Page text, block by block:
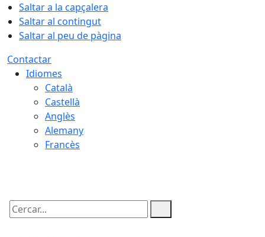
Saltar a la capçalera
Saltar al contingut
Saltar al peu de pàgina
Contactar
Idiomes
Català
Castellà
Anglès
Alemany
Francès
Cercar: